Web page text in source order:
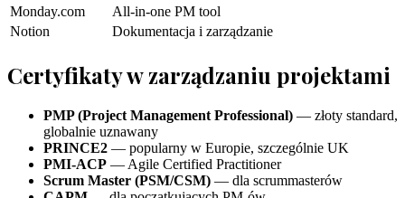
Monday.com
All-in-one PM tool
Notion
Dokumentacja i zarządzanie
Certyfikaty w zarządzaniu projektami
PMP (Project Management Professional) — złoty standard,
globalnie uznawany
PRINCE2 — popularny w Europie, szczególnie UK
PMI-ACP — Agile Certified Practitioner
Scrum Master (PSM/CSM) — dla scrummasterów